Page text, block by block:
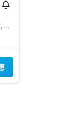
87, Naigaum Cross Road, Near Dadar Railway Station, Naigaon Cross Road, Dadar East, 孟買, 印度